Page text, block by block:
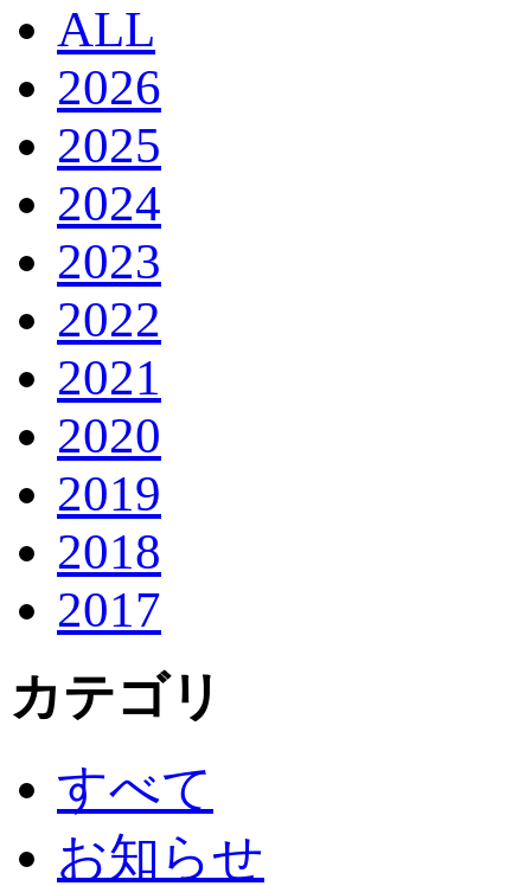
ALL
2026
2025
2024
2023
2022
2021
2020
2019
2018
2017
カテゴリ
すべて
お知らせ